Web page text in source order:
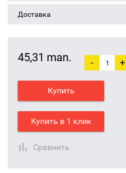
Доставка
45,31 man. - +
Купить
Купить в 1 клик
Сравнить